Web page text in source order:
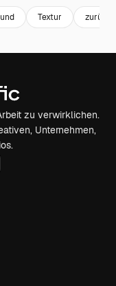
Textur zurück
zu verwirklichen.
Unternehmen,